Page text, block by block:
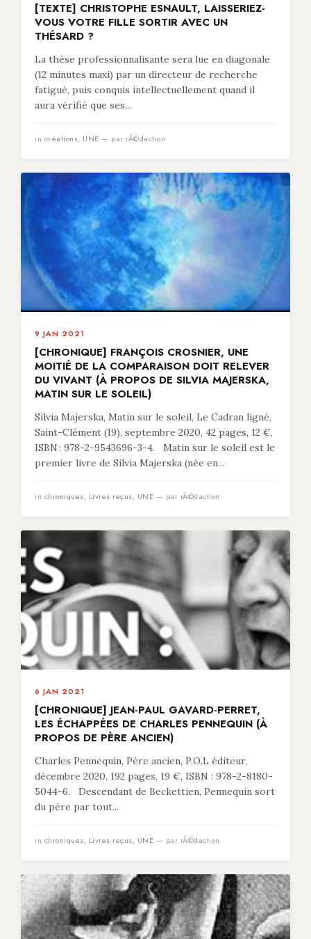
[TEXTE] CHRISTOPHE ESNAULT, LAISSERIEZ-
VOUS VOTRE FILLE SORTIR AVEC UN
THÉSARD ?
La thèse professionnalisante sera lue en diagonale
(12 minutes maxi) par un directeur de recherche
fatigué, puis conquis intellectuellement quand il
aura vérifié que ses...
in créations, UNE — par rÃ©daction
9 JAN 2021
[CHRONIQUE] FRANÇOIS CROSNIER, UNE
MOITIÉ DE LA COMPARAISON DOIT RELEVER
DU VIVANT (À PROPOS DE SILVIA MAJERSKA,
MATIN SUR LE SOLEIL)
Silvia Majerska, Matin sur le soleil, Le Cadran ligné,
Saint-Clément (19), septembre 2020, 42 pages, 12 €,
ISBN : 978-2-9543696-3-4. Matin sur le soleil est le
premier livre de Silvia Majerska (née en...
in chroniques, Livres reçus, UNE — par rÃ©daction
6 JAN 2021
[CHRONIQUE] JEAN-PAUL GAVARD-PERRET,
LES ÉCHAPPÉES DE CHARLES PENNEQUIN (À
PROPOS DE PÈRE ANCIEN)
Charles Pennequin, Père ancien, P.O.L éditeur,
décembre 2020, 192 pages, 19 €, ISBN : 978-2-8180-
5044-6. Descendant de Beckettien, Pennequin sort
du père par tout...
in chroniques, Livres reçus, UNE — par rÃ©daction